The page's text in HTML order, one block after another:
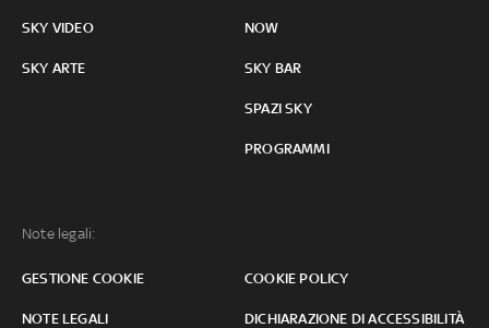
SKY VIDEO
SKY ARTE
NOW
SKY BAR
SPAZI SKY
PROGRAMMI
Note legali:
GESTIONE COOKIE COOKIE POLICY
NOTE LEGALI DICHIARAZIONE DI ACCESSIBILITÀ